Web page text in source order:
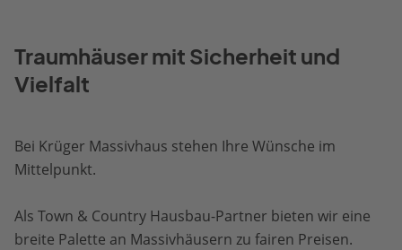
Traumhäuser mit Sicherheit und
Vielfalt
Bei Krüger Massivhaus stehen Ihre Wünsche im
Mittelpunkt.
Als Town & Country Hausbau-Partner bieten wir eine
breite Palette an Massivhäusern zu fairen Preisen.